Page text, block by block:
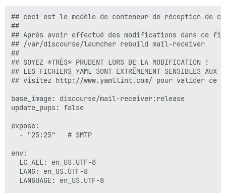
## ceci est le modèle de conteneur de réception de
##
## Après avoir effectué des modifications dans ce
## /var/discourse/launcher rebuild mail-receiver
##
## SOYEZ *TRÈS* PRUDENT LORS DE LA MODIFICATION !
## LES FICHIERS YAML SONT EXTRÊMEMENT SENSIBLES AUX
## visitez http://www.yamllint.com/ pour valider ce
base_image: discourse/mail-receiver:release
update_pups: false
expose:
  - "25:25"   # SMTP
env:
  LC_ALL: en_US.UTF-8
  LANG: en_US.UTF-8
  LANGUAGE: en_US.UTF-8